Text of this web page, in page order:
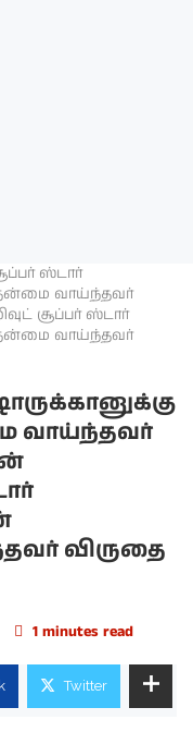
ஸ்டார்
வாய்ந்தவர்
சூப்பர் ஸ்டார்
வாய்ந்தவர்
வாய்ந்தவர்
விருதை
1 minutes read
Twitter